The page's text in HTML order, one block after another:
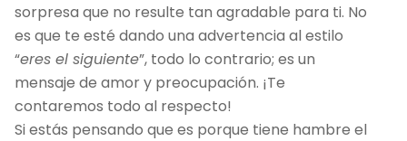
sorpresa que no resulte tan agradable para ti. No
es que te esté dando una advertencia al estilo
“eres el siguiente”, todo lo contrario; es un
mensaje de amor y preocupación. ¡Te
contaremos todo al respecto!
Si estás pensando que es porque tiene hambre el